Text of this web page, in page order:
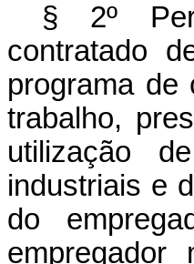
§ 2º
contratado
programa de
trabalho,
utilização
industriais e
do